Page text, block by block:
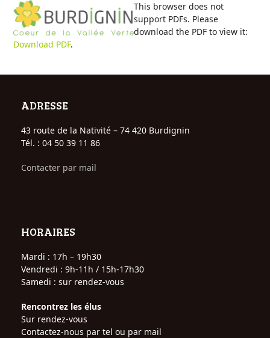
Skip
content
Open
mobile
menu
Close
mobile
menu
This browser does not
support PDFs. Please
download the PDF to view it:
Download PDF.
ADRESSE
43 route de la Nativité – 74 420 Burdignin
Tél. : 04 50 39 11 86
Contacter par mail
HORAIRES
Mardi : 17h – 19h30
Vendredi : 9h-11h / 15h-17h30
Samedi : sur rendez-vous
Rencontrez les élus
Sur rendez-vous
Contactez-nous par tel ou par mail